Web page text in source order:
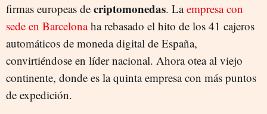
firmas europeas de criptomonedas. Laempresa con
sede en Barcelonaha rebasado el hito de los 41 cajeros
automáticos de moneda digital de España,
convirtiéndose en líder nacional. Ahora otea al viejo
continente, donde es la quinta empresa con más puntos
de expedición.